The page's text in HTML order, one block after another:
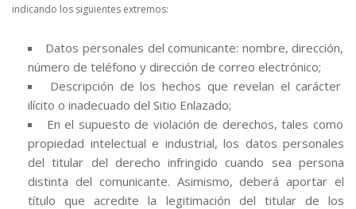
indicando los siguientes extremos:
Datos personales del comunicante: nombre, dirección,
número de teléfono y dirección de correo electrónico;
Descripción de los hechos que revelan el carácter
ilícito o inadecuado del Sitio Enlazado;
En el supuesto de violación de derechos, tales como
propiedad intelectual e industrial, los datos personales
del titular del derecho infringido cuando sea persona
distinta del comunicante. Asimismo, deberá aportar el
título que acredite la legitimación del titular de los